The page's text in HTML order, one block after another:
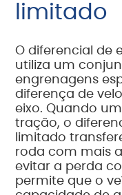
limitado
O diferencial de
utiliza um
engrenagens
diferença de
eixo. Quando
tração, o
limitado
roda com mais
evitar a perda
permite que o